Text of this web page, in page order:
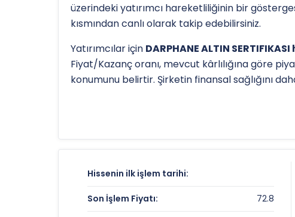
üzerindeki yatırımcı hareketliliğinin bir
kısmından canlı olarak takip edebilirsiniz.
Yatırımcılar için DARPHANE ALTIN
Fiyat/Kazanç oranı, mevcut kârlılığına göre
konumunu belirtir. Şirketin finansal sağlığını
ALTINS1için detaylı indikatör analizlerine
DARPHANE ALTIN SERTIFIKASI Fiyat ve
Anlık Fiyat:
Günlük Değişim:
Hissenin ilk işlem tarihi:
Son İşlem Fiyatı: 72.8